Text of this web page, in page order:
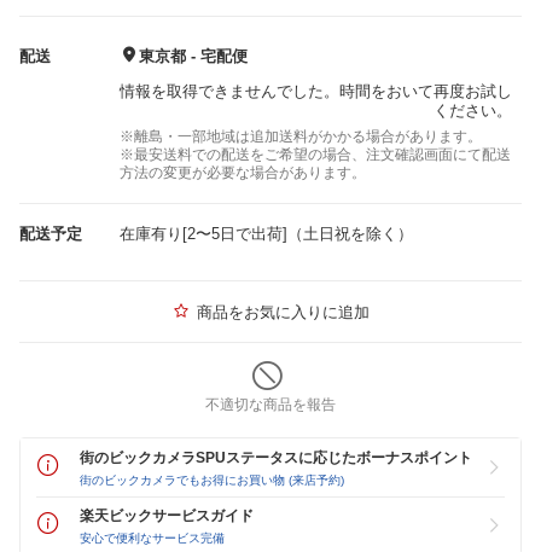
配送
東京都 - 宅配便
情報を取得できませんでした。時間をおいて再度お試し
ください。
※離島・一部地域は追加送料がかかる場合があります。
※最安送料での配送をご希望の場合、注文確認画面にて配送
方法の変更が必要な場合があります。
配送予定 在庫有り[2〜5日で出荷]（土日祝を除く）
商品をお気に入りに追加
不適切な商品を報告
街のビックカメラSPUステータスに応じたボーナスポイント
街のビックカメラでもお得にお買い物 (来店予約)
楽天ビックサービスガイド
安心で便利なサービス完備